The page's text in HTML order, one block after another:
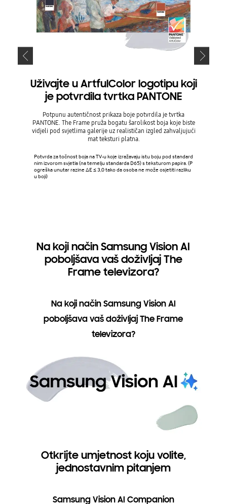
Uživajte u ArtfulColor logotipu koji
je potvrdila tvrtka PANTONE
Potpunu autentičnost prikaza boje potvrdila je tvrtka
PANTONE. The Frame pruža bogatu šarolikost boja koje biste
vidjeli pod svjetlima galerije uz realističan izgled zahvaljujući
mat teksturi platna.
Potvrda za točnost boja na TV-u koje izražavaju istu boju pod standard
nim izvorom svjetla (na temelju standarda D65) s teksturom papira. (P
ogreška unutar razine ΔΕ ≤ 3,0 tako da osoba ne može osjetiti razliku
u boji)
Na koji način Samsung Vision AI
poboljšava vaš doživljaj The
Frame televizora?
Na koji način Samsung Vision AI
poboljšava vaš doživljaj The Frame
televizora?
Otkrijte umjetnost koju volite,
jednostavnim pitanjem
Samsung Vision AI Companion